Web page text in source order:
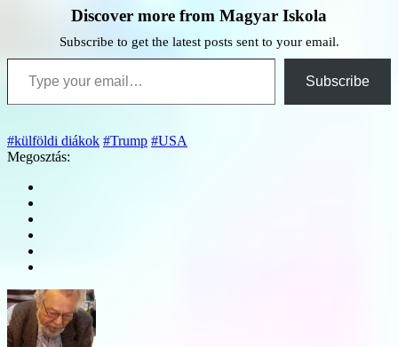
Discover more from Magyar Iskola
Subscribe to get the latest posts sent to your email.
Type your email…
Subscribe
#külföldi diákok #Trump #USA
Megosztás: